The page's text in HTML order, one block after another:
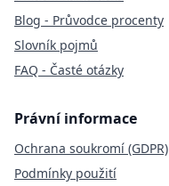
Blog - Průvodce procenty
Slovník pojmů
FAQ - Časté otázky
Právní informace
Ochrana soukromí (GDPR)
Podmínky použití